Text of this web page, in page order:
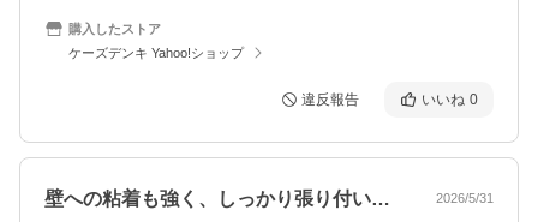
購入したストア
ケーズデンキ Yahoo!ショップ
違反報告 いいね 0
壁への粘着も強く、しっかり張り付いてお… 2026/5/31